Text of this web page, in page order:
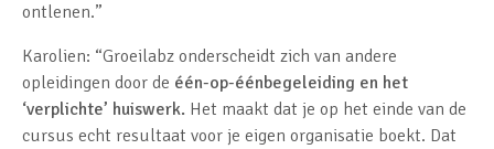
ontlenen.”
Karolien: “Groeilabz onderscheidt zich van andere
opleidingen door de één-op-éénbegeleiding en het
‘verplichte’ huiswerk. Het maakt dat je op het einde van de
cursus echt resultaat voor je eigen organisatie boekt. Dat